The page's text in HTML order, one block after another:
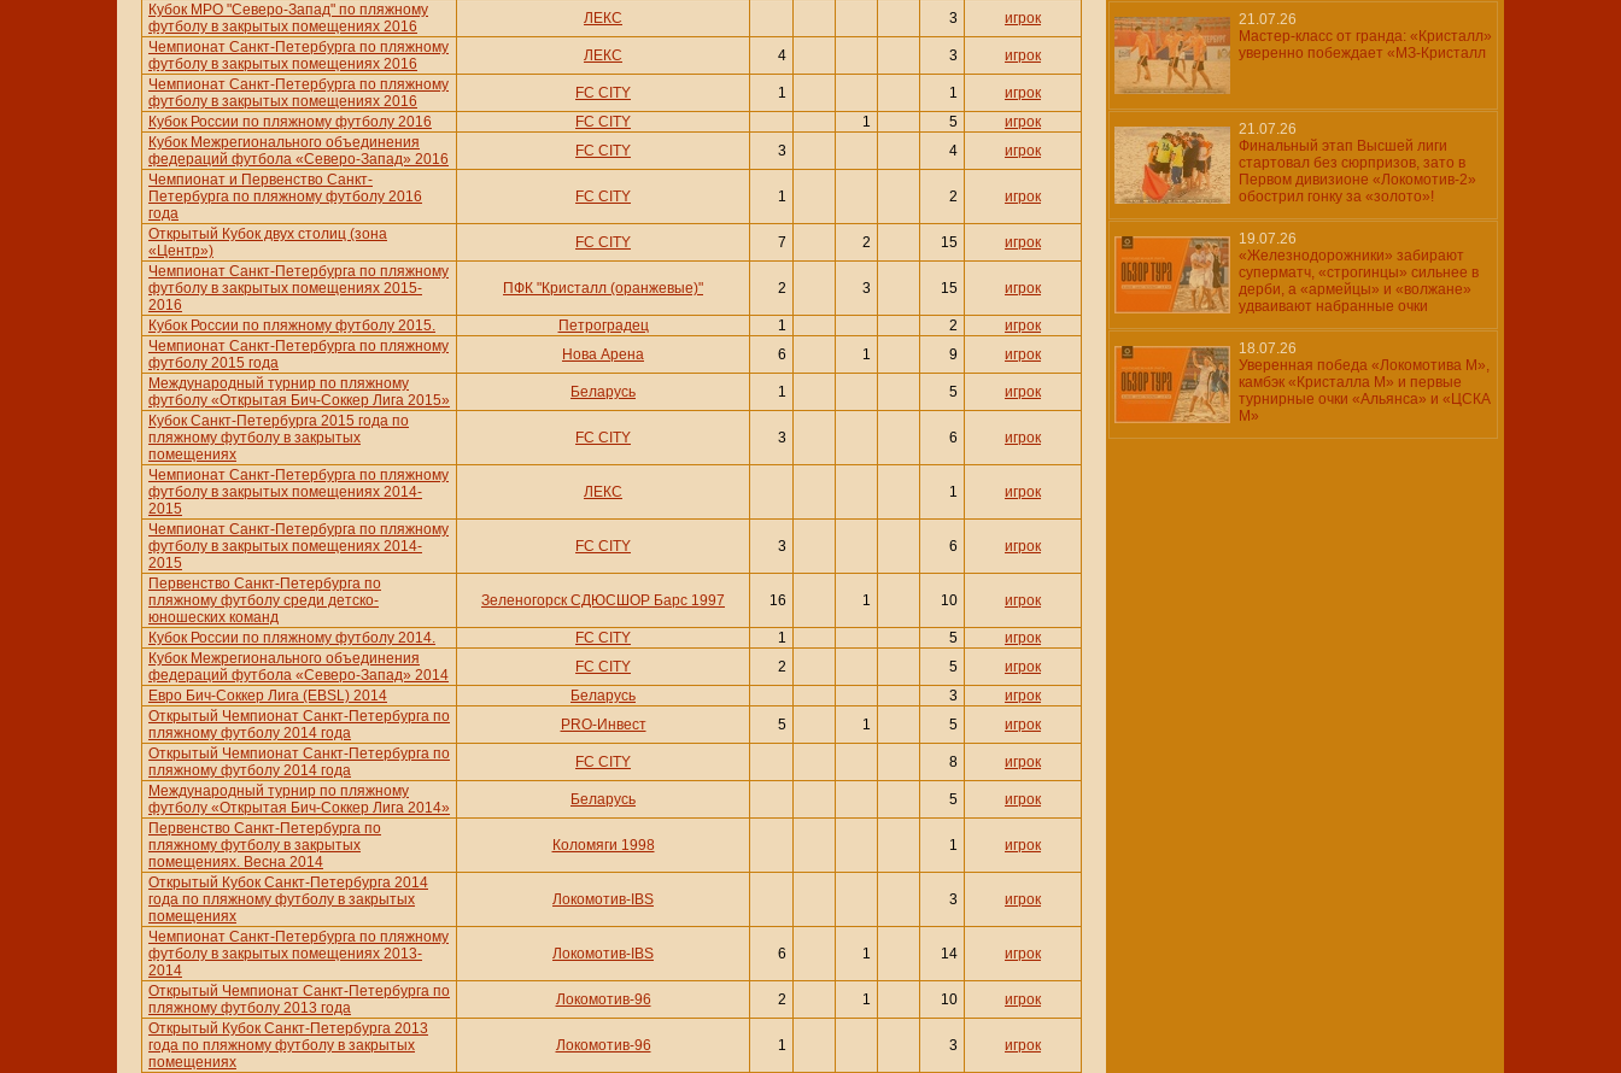
Кубок МРО "Северо-Запад" по пляжному
футболу в закрытых помещениях 2016
ЛЕКС 3
игрок
Чемпионат Санкт-Петербурга по пляжному
футболу в закрытых помещениях 2016
ЛЕКС 4 3
игрок
Чемпионат Санкт-Петербурга по пляжному
футболу в закрытых помещениях 2016
FC CITY 1 1
игрок
Кубок России по пляжному футболу 2016
FC CITY 1 5
игрок
Кубок Межрегионального объединения
федераций футбола «Северо-Запад» 2016
FC CITY 3 4
игрок
Чемпионат и Первенство Санкт-
Петербурга по пляжному футболу 2016
года
FC CITY 1 2 игрок
Открытый Кубок двух столиц (зона
«Центр»)
FC CITY 7 2 15
игрок
Чемпионат Санкт-Петербурга по пляжному
футболу в закрытых помещениях 2015-
2016
ПФК "Кристалл (оранжевые)" 2 3 15 игрок
Кубок России по пляжному футболу 2015. Петроградец 1 2
игрок
Чемпионат Санкт-Петербурга по пляжному
футболу 2015 года
Нова Арена 6 1 9
игрок
Международный турнир по пляжному
футболу «Открытая Бич-Соккер Лига 2015»
Беларусь 1 5
игрок
Кубок Санкт-Петербурга 2015 года по
пляжному футболу в закрытых
помещениях
FC CITY 3 6 игрок
Чемпионат Санкт-Петербурга по пляжному
футболу в закрытых помещениях 2014-
2015
ЛЕКС 1 игрок
Чемпионат Санкт-Петербурга по пляжному
футболу в закрытых помещениях 2014-
2015
FC CITY 3 6 игрок
Первенство Санкт-Петербурга по
пляжному футболу среди детско-
юношеских команд
Зеленогорск СДЮСШОР Барс 1997 16 1 10 игрок
Кубок России по пляжному футболу 2014. FC CITY 1 5
игрок
Кубок Межрегионального объединения
федераций футбола «Северо-Запад» 2014
FC CITY 2 5
игрок
Евро Бич-Соккер Лига (EBSL) 2014
Беларусь 3
игрок
Открытый Чемпионат Санкт-Петербурга по
пляжному футболу 2014 года
PRO-Инвест 5 1 5
игрок
Открытый Чемпионат Санкт-Петербурга по
пляжному футболу 2014 года
FC CITY 8
игрок
Международный турнир по пляжному
футболу «Открытая Бич-Соккер Лига 2014»
Беларусь 5
игрок
Первенство Санкт-Петербурга по
пляжному футболу в закрытых
помещениях. Весна 2014
Коломяги 1998 1 игрок
Открытый Кубок Санкт-Петербурга 2014
года по пляжному футболу в закрытых
помещениях
Локомотив-IBS 3 игрок
Чемпионат Санкт-Петербурга по пляжному
футболу в закрытых помещениях 2013-
2014
Локомотив-IBS 6 1 14 игрок
Открытый Чемпионат Санкт-Петербурга по
пляжному футболу 2013 года
Локомотив-96 2 1 10
игрок
Открытый Кубок Санкт-Петербурга 2013
года по пляжному футболу в закрытых
помещениях
Локомотив-96 1 3 игрок
21.07.26
Мастер-класс от гранда: «Кристалл»
уверенно побеждает «МЗ-Кристалл
21.07.26
Финальный этап Высшей лиги
стартовал без сюрпризов, зато в
Первом дивизионе «Локомотив-2»
обострил гонку за «золото»!
19.07.26
«Железнодорожники» забирают
суперматч, «строгинцы» сильнее в
дерби, а «армейцы» и «волжане»
удваивают набранные очки
18.07.26
Уверенная победа «Локомотива М»,
камбэк «Кристалла М» и первые
турнирные очки «Альянса» и «ЦСКА
М»